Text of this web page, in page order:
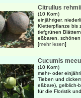
Citrullus rehmii
(10 Korn)
einjähriger,
Kletterpflanze bis
tiefgrünen
eßbaren,
[mehr lesen]
Cucumis
(10 Korn)
mehr- oder
Tieben und
eßbare), gelblich-
für die Floristik